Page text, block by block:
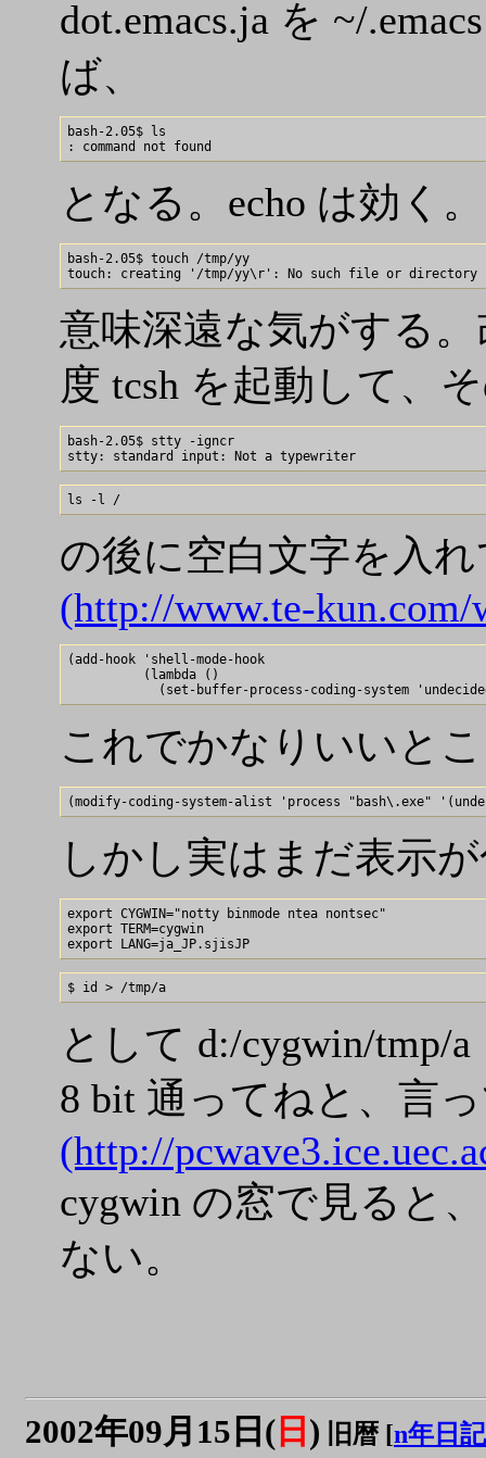
dot.emacs.ja を ~/
ば、
bash-2.05$ ls
となる。echo は効く。
bash-2.05$ touch /tmp/yy
意味深遠な気がする
度 tcsh を起動して、
bash-2.05$ stty -igncr
の後に空白文字を入
(http://www.te-
(add-hook 'shell-mode-hook
          (lambda ()
これでかなりいいと
しかし実はまだ表示
export CYGWIN="notty binmode ntea nontsec"
export TERM=cygwin
として d:/cygwin/tmp/
8 bit 通ってねと、言
(http://
cygwin の窓で見ると
ない。
2002年09月15日( 日 ) 旧暦 [n年日記